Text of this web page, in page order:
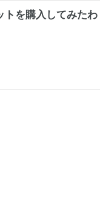
を購入してみた